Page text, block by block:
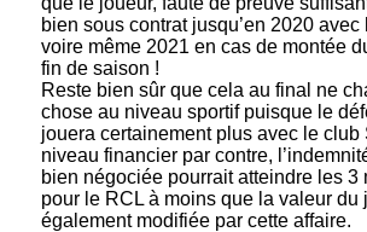
bien sous contrat jusqu’en 2020
voire même 2021 en cas de montée
fin de saison !
Reste bien sûr que cela au final ne
chose au niveau sportif puisque le
jouera certainement plus avec le club
niveau financier par contre,
bien négociée pourrait atteindre les 3
pour le RCL à moins que la valeur du
également modifiée par cette affaire.